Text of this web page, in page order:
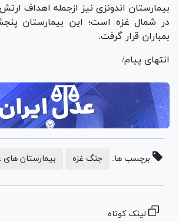
بیمارستان اندونزی نیز ازجمله اهداف
در شمال غزه است؛ این بیمارستان
بمباران قرار گرفت.
انتهای پیام/
برچسب ها: جنگ غزه بیمارستان های
لینک کوتاه